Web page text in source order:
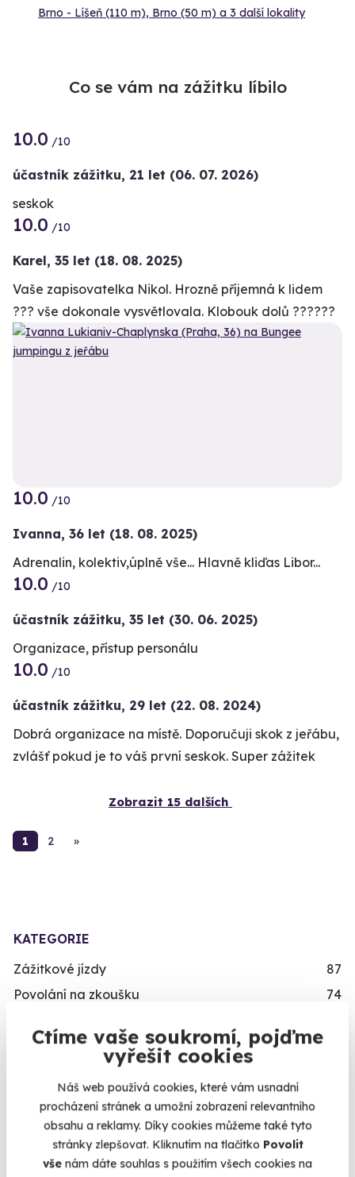
Ctíme vaše soukromí, pojďme
vyřešit cookies
Náš web používá cookies, které vám usnadní
procházení stránek a umožní zobrazení relevantního
obsahu a reklamy. Díky cookies můžeme také tyto
stránky zlepšovat. Kliknutím na tlačítko Povolit
vše nám dáte souhlas s použitím všech cookies na
Kalendář volných
termínů
Termíny pro zvolenou variantu:
Brno - Líšeň (110 m), Brno (50 m) a 3 další lokality
Co se vám na zážitku líbilo
10.0 /10
účastník zážitku, 21 let (06. 07. 2026)
seskok
10.0 /10
Karel, 35 let (18. 08. 2025)
Vaše zapisovatelka Nikol. Hrozně příjemná k lidem
??? vše dokonale vysvětlovala. Klobouk dolů ??????
10.0 /10
Ivanna, 36 let (18. 08. 2025)
Adrenalin, kolektiv,úplně vše... Hlavně kliďas Libor...
10.0 /10
účastník zážitku, 35 let (30. 06. 2025)
Organizace, přístup personálu
10.0 /10
účastník zážitku, 29 let (22. 08. 2024)
Dobrá organizace na místě. Doporučuji skok z jeřábu,
zvlášť pokud je to váš první seskok. Super zážitek
Zobrazit 15 dalších
1 2 »
KATEGORIE
Zážitkové jízdy
87
Povolání na zkoušku
74
Masáže a relaxace
Gurmánské zážitky
Sportovní zážitky
Zážitkové pobyty
Vojenské zážitky
Zážitky se zvířaty